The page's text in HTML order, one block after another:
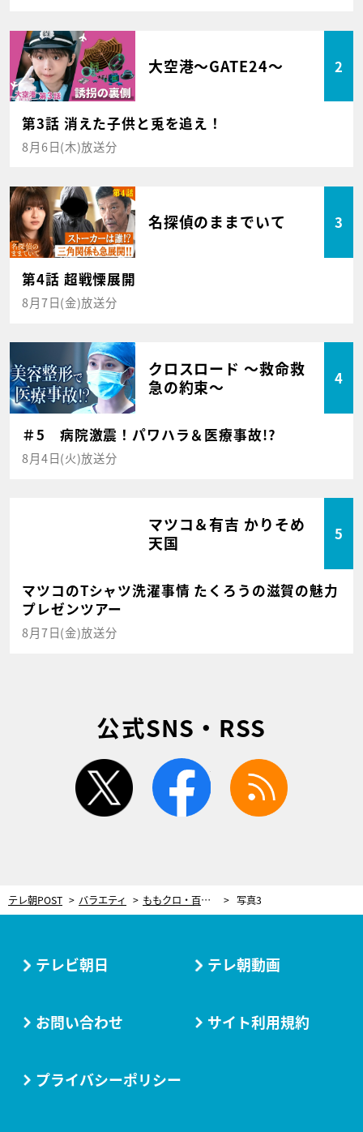
大空港～GATE24～ 2
第3話 消えた子供と兎を追え！
8月6日(木)放送分
名探偵のままでいて 3
第4話 超戦慄展開
8月7日(金)放送分
クロスロード ～救命救
急の約束～
4
＃5 病院激震！パワハラ＆医療事故!?
8月4日(火)放送分
マツコ＆有吉 かりそめ
天国
5
マツコのTシャツ洗濯事情 たくろうの滋賀の魅力
プレゼンツアー
8月7日(金)放送分
公式SNS・RSS
twitter facebook
テレ朝POST バラエティ ももクロ・百田夏菜子、MC担当の番組では“おすまし”!? 写真3
テレビ朝日 テレ朝動画
お問い合わせ サイト利用規約
プライバシーポリシー